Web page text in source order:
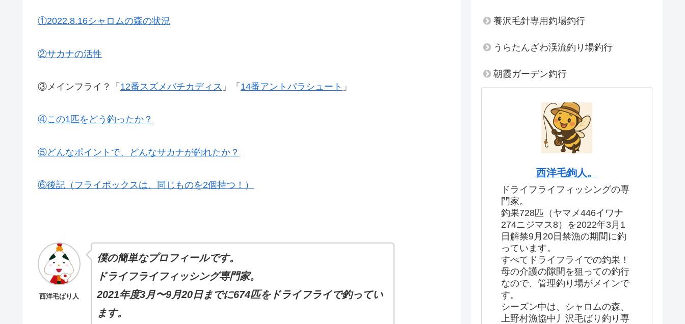
①2022.8.16シャロムの森の状況
②サカナの活性
③メインフライ？「 12番スズメバチカディス 」「 14番アントパラシュート 」
④この1匹をどう釣ったか？
⑤どんなポイントで、どんなサカナが釣れたか？
⑥後記（フライボックスは、同じものを2個持つ！）
西洋毛ばり人
僕の簡単なプロフィールです。
ドライフライフィッシング専門家。
2021年度3月〜9月20日までに674匹をドライフライで釣ってい
ます。
養沢毛針専用釣場釣行
うらたんざわ渓流釣り場釣行
朝霞ガーデン釣行
西洋毛鉤人。
ドライフライフィッシングの専
門家。
釣果728匹（ヤマメ446イワナ
274ニジマス8）を2022年3月1
日解禁9月20日禁漁の期間に釣
っています。
すべてドライフライでの釣果！
母の介護の隙間を狙っての釣行
なので、管理釣り場がメインで
す。
シーズン中は、シャロムの森、
上野村漁協中丿沢毛ばり釣り専